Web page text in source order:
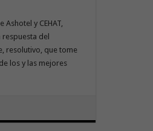
y CEHAT,
del
resolutivo, que tome
los y las mejores